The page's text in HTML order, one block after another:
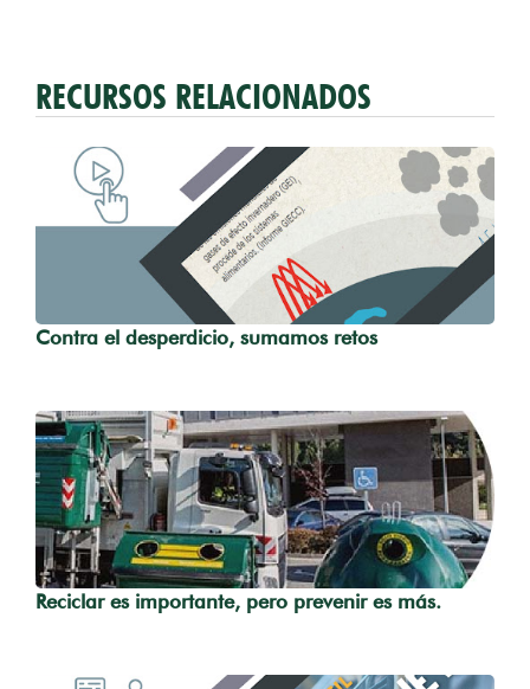
RECURSOS RELACIONADOS
Contra el desperdicio, sumamos retos
Reciclar es importante, pero prevenir es más.